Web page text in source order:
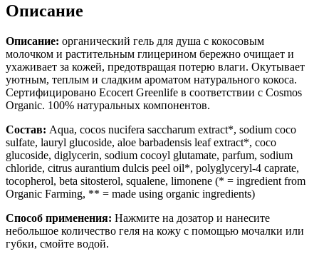
Описание
Описание: органический гель для душа с кокосовым
молочком и растительным глицерином бережно очищает и
ухаживает за кожей, предотвращая потерю влаги. Окутывает
уютным, теплым и сладким ароматом натурального кокоса.
Сертифицировано Ecocert Greenlife в соответствии с Cosmos
Organic. 100% натуральных компонентов.
Состав: Aqua, cocos nucifera saccharum extract*, sodium coco
sulfate, lauryl glucoside, aloe barbadensis leaf extract*, coco
glucoside, diglycerin, sodium cocoyl glutamate, parfum, sodium
chloride, citrus aurantium dulcis peel oil*, polyglyceryl-4 caprate,
tocopherol, beta sitosterol, squalene, limonene (* = ingredient from
Organic Farming, ** = made using organic ingredients)
Способ применения: Нажмите на дозатор и нанесите
небольшое количество геля на кожу с помощью мочалки или
губки, смойте водой.